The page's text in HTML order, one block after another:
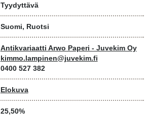
Tyydyttävä
Suomi, Ruotsi
Antikvariaatti Arwo Paperi - Juvekim Oy
kimmo.lampinen@juvekim.fi
0400 527 382
Elokuva
25,50%